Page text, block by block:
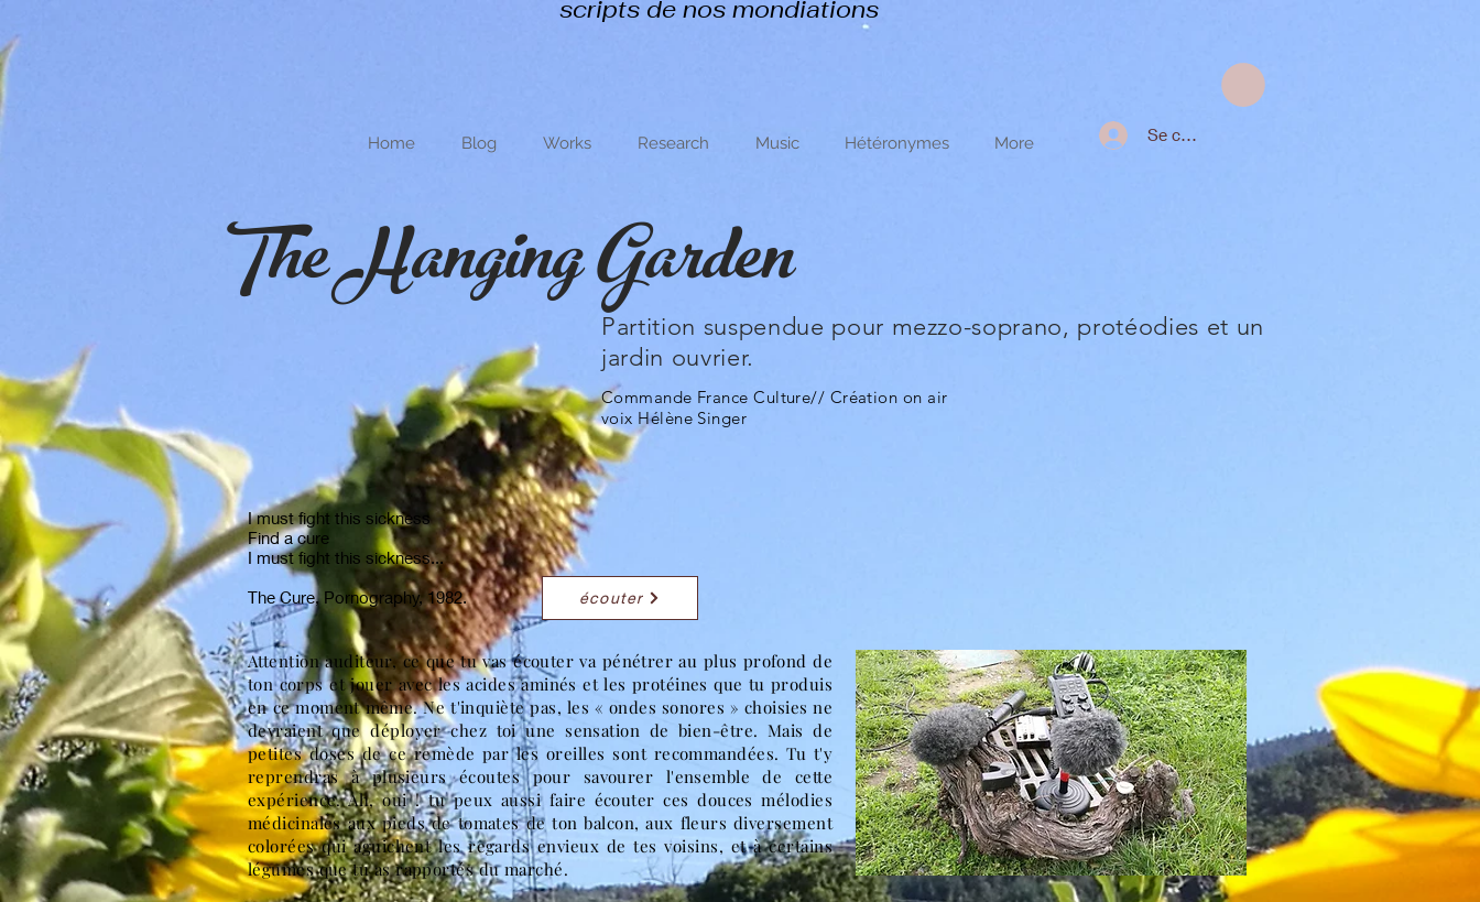
scripts de nos mondiations
Home Blog Works Research Music Hétéronymes More Se connecter
The Hanging GardenPartition suspendue pour mezzo-soprano, protéodies et un
jardin ouvrier.
Commande France Culture// Création on air
voix Hélène Singer
I must fight this sickness
Find a cure
I must fight this sickness...
The Cure, Pornography, 1982.
écouter
Attention auditeur, ce que tu vas écouter va pénétrer au plus profond de
ton corps et jouer avec les acides aminés et les protéines que tu produis
en ce moment même. Ne t'inquiète pas, les « ondes sonores » choisies ne
devraient que déployer chez toi une sensation de bien-être. Mais de
petites doses de ce remède par les oreilles sont recommandées. Tu t'y
reprendras à plusieurs écoutes pour savourer l'ensemble de cette
expérience. Ah, oui ! tu peux aussi faire écouter ces douces mélodies
médicinales aux pieds de tomates de ton balcon, aux fleurs diversement
colorées qui aguichent les regards envieux de tes voisins, et à certains
légumes que tu as rapportés du marché.